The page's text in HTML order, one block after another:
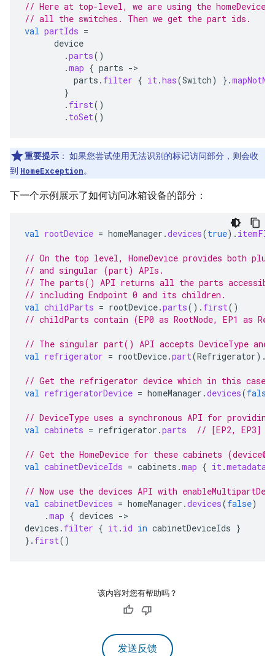
// Here at top-level, we are using the
// all the switches. Then we get the part ids.
val partIds =
device
.parts()
.map { parts ->
parts . filter { it.has(Switch) }.
}
. first()
. toSet()
重要提示 ： 如果您尝试使用无法识别的标记访问部分，则会收
到 HomeException。
下一个示例展示了如何访问冰箱设备的部分：
val rootDevice = homeManager .devices(true).
// On the top level, HomeDevice provides both
// and singular (part) APIs.
// The parts() API returns all the parts
// including Endpoint 0 and its children.
val childParts = rootDevice.parts(). first()
// childParts contain (EP0 as RootNode, EP1 as
// The singular part() API accepts DeviceType
val refrigerator = rootDevice.part(Refrigerator).
// Get the refrigerator device which in this case
val refrigeratorDevice = homeManager .devices(false
// DeviceType uses a synchronous API for
val cabinets = refrigerator .parts // [EP2, EP3]
// Get the HomeDevice for these cabinets
val cabinetDeviceIds = cabinets .map { it.metadata
// Now use the devices API with
val cabinetDevices = homeManager .devices(false)
.map { devices ->
devices . filter { it. id in cabinetDeviceIds }
}. first()
该内容对您有帮助吗？
发送反馈